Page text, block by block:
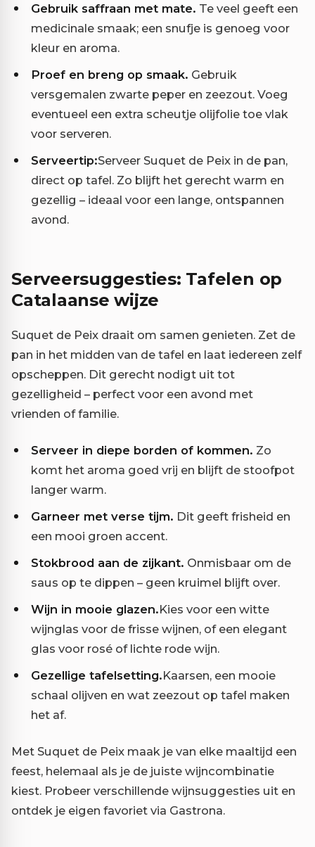
Gebruik saffraan met mate. Te veel geeft een
medicinale smaak; een snufje is genoeg voor
kleur en aroma.
Proef en breng op smaak. Gebruik
versgemalen zwarte peper en zeezout. Voeg
eventueel een extra scheutje olijfolie toe vlak
voor serveren.
Serveertip:Serveer Suquet de Peix in de pan,
direct op tafel. Zo blijft het gerecht warm en
gezellig – ideaal voor een lange, ontspannen
avond.
Serveersuggesties: Tafelen op
Catalaanse wijze
Suquet de Peix draait om samen genieten. Zet de
pan in het midden van de tafel en laat iedereen zelf
opscheppen. Dit gerecht nodigt uit tot
gezelligheid – perfect voor een avond met
vrienden of familie.
Serveer in diepe borden of kommen. Zo
komt het aroma goed vrij en blijft de stoofpot
langer warm.
Garneer met verse tijm. Dit geeft frisheid en
een mooi groen accent.
Stokbrood aan de zijkant. Onmisbaar om de
saus op te dippen – geen kruimel blijft over.
Wijn in mooie glazen.Kies voor een witte
wijnglas voor de frisse wijnen, of een elegant
glas voor rosé of lichte rode wijn.
Gezellige tafelsetting.Kaarsen, een mooie
schaal olijven en wat zeezout op tafel maken
het af.
Met Suquet de Peix maak je van elke maaltijd een
feest, helemaal als je de juiste wijncombinatie
kiest. Probeer verschillende wijnsuggesties uit en
ontdek je eigen favoriet via Gastrona.